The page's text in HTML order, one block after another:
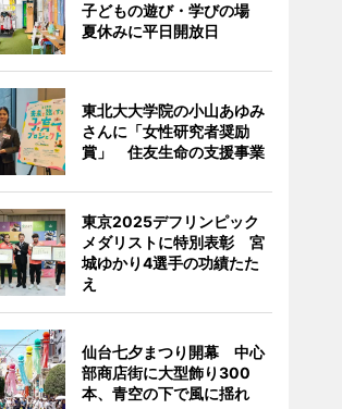
子どもの遊び・学びの場
夏休みに平日開放日
東北大大学院の小山あゆみ
さんに「女性研究者奨励
賞」 住友生命の支援事業
東京2025デフリンピック
メダリストに特別表彰 宮
城ゆかり4選手の功績たた
え
仙台七夕まつり開幕 中心
部商店街に大型飾り300
本、青空の下で風に揺れ